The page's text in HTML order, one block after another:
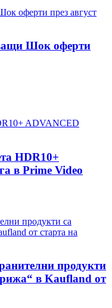
Шок оферти
HDR10+
в Prime Video
продукти
в Kaufland от